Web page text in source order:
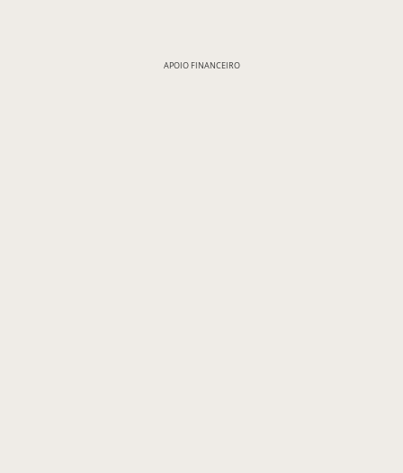
APOIO FINANCEIRO